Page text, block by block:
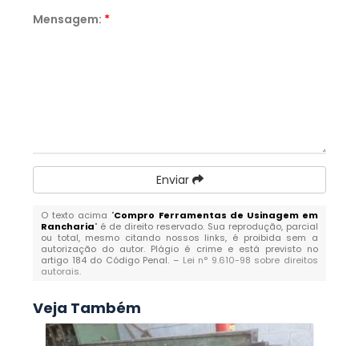
Mensagem: *
Enviar
O texto acima "Compro Ferramentas de Usinagem em
Rancharia" é de direito reservado. Sua reprodução, parcial
ou total, mesmo citando nossos links, é proibida sem a
autorização do autor. Plágio é crime e está previsto no
artigo 184 do Código Penal. – Lei n° 9.610-98 sobre direitos
autorais.
Veja Também